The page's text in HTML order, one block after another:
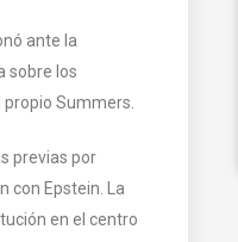
ante la
sobre los
Summers.
previas por
con Epstein. La
en el centro